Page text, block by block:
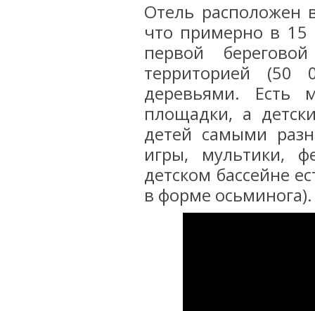
Отель расположен
что примерно в 15
первой
территорией
деревьями. Есть
площадки, а
детей самыми
игры, мультики,
детском бассейне
в форме осьминога).